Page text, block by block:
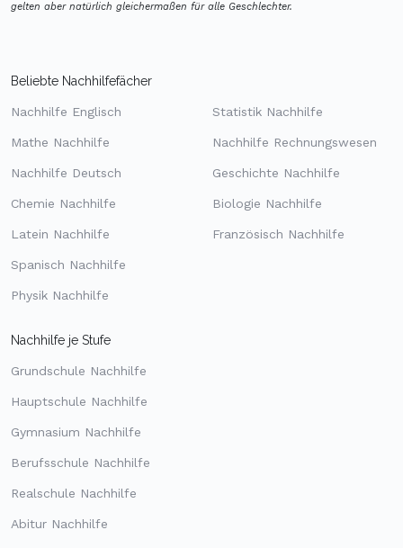
gelten aber natürlich gleichermaßen für alle Geschlechter.
Beliebte Nachhilfefächer
Nachhilfe Englisch
Mathe Nachhilfe
Nachhilfe Deutsch
Chemie Nachhilfe
Latein Nachhilfe
Spanisch Nachhilfe
Physik Nachhilfe
Statistik Nachhilfe
Nachhilfe Rechnungswesen
Geschichte Nachhilfe
Biologie Nachhilfe
Französisch Nachhilfe
Nachhilfe je Stufe
Grundschule Nachhilfe
Hauptschule Nachhilfe
Gymnasium Nachhilfe
Berufsschule Nachhilfe
Realschule Nachhilfe
Abitur Nachhilfe